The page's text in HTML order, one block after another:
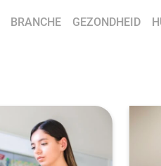
BRANCHE GEZONDHEID